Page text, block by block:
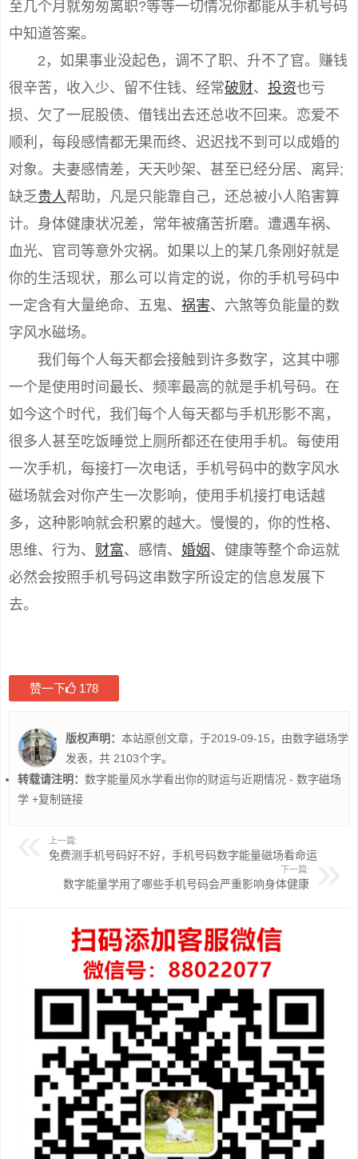
至几个月就匆匆离职?等等一切情况你都能从手机号码
中知道答案。
2，如果事业没起色，调不了职、升不了官。赚钱
很辛苦，收入少、留不住钱、经常破财、 投资也亏
损、欠了一屁股债、借钱出去还总收不回来。恋爱不
顺利，每段感情都无果而终、迟迟找不到可以成婚的
对象。夫妻感情差，天天吵架、甚至已经分居、离异;
缺乏贵人帮助，凡是只能靠自己，还总被小人陷害算
计。身体健康状况差，常年被痛苦折磨。遭遇车祸、
血光、官司等意外灾祸。如果以上的某几条刚好就是
你的生活现状，那么可以肯定的说，你的手机号码中
一定含有大量绝命、五鬼、 祸害、六煞等负能量的数
字风水磁场。
我们每个人每天都会接触到许多数字，这其中哪
一个是使用时间最长、频率最高的就是手机号码。在
如今这个时代，我们每个人每天都与手机形影不离，
很多人甚至吃饭睡觉上厕所都还在使用手机。每使用
一次手机，每接打一次电话，手机号码中的数字风水
磁场就会对你产生一次影响，使用手机接打电话越
多，这种影响就会积累的越大。慢慢的，你的性格、
思维、行为、 财富、感情、 婚姻、健康等整个命运就
必然会按照手机号码这串数字所设定的信息发展下
去。
赞一下 178
版权声明： 本站原创文章，于2019-09-15，由数字磁场学
发表，共 2103个字。
转载请注明： 数字能量风水学看出你的财运与近期情况 - 数字磁场
学 +复制链接
上一篇:
免费测手机号码好不好，手机号码数字能量磁场看命运
下一篇:
数字能量学用了哪些手机号码会严重影响身体健康